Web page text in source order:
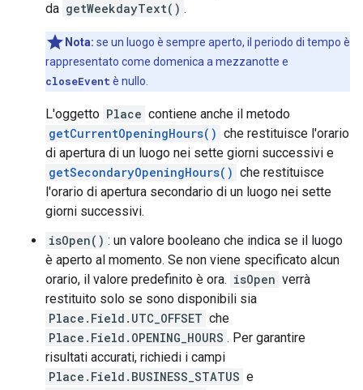
da getWeekdayText() .
Nota: se un luogo è sempre aperto, il periodo di tempo è
rappresentato come domenica a mezzanotte e
closeEvent è nullo.
L'oggetto Place contiene anche il metodo
getCurrentOpeningHours() che restituisce l'orario
di apertura di un luogo nei sette giorni successivi e
getSecondaryOpeningHours() che restituisce
l'orario di apertura secondario di un luogo nei sette
giorni successivi.
isOpen() : un valore booleano che indica se il luogo
è aperto al momento. Se non viene specificato alcun
orario, il valore predefinito è ora. isOpen verrà
restituito solo se sono disponibili sia
Place.Field.UTC_OFFSET che
Place.Field.OPENING_HOURS . Per garantire
risultati accurati, richiedi i campi
Place.Field.BUSINESS_STATUS e